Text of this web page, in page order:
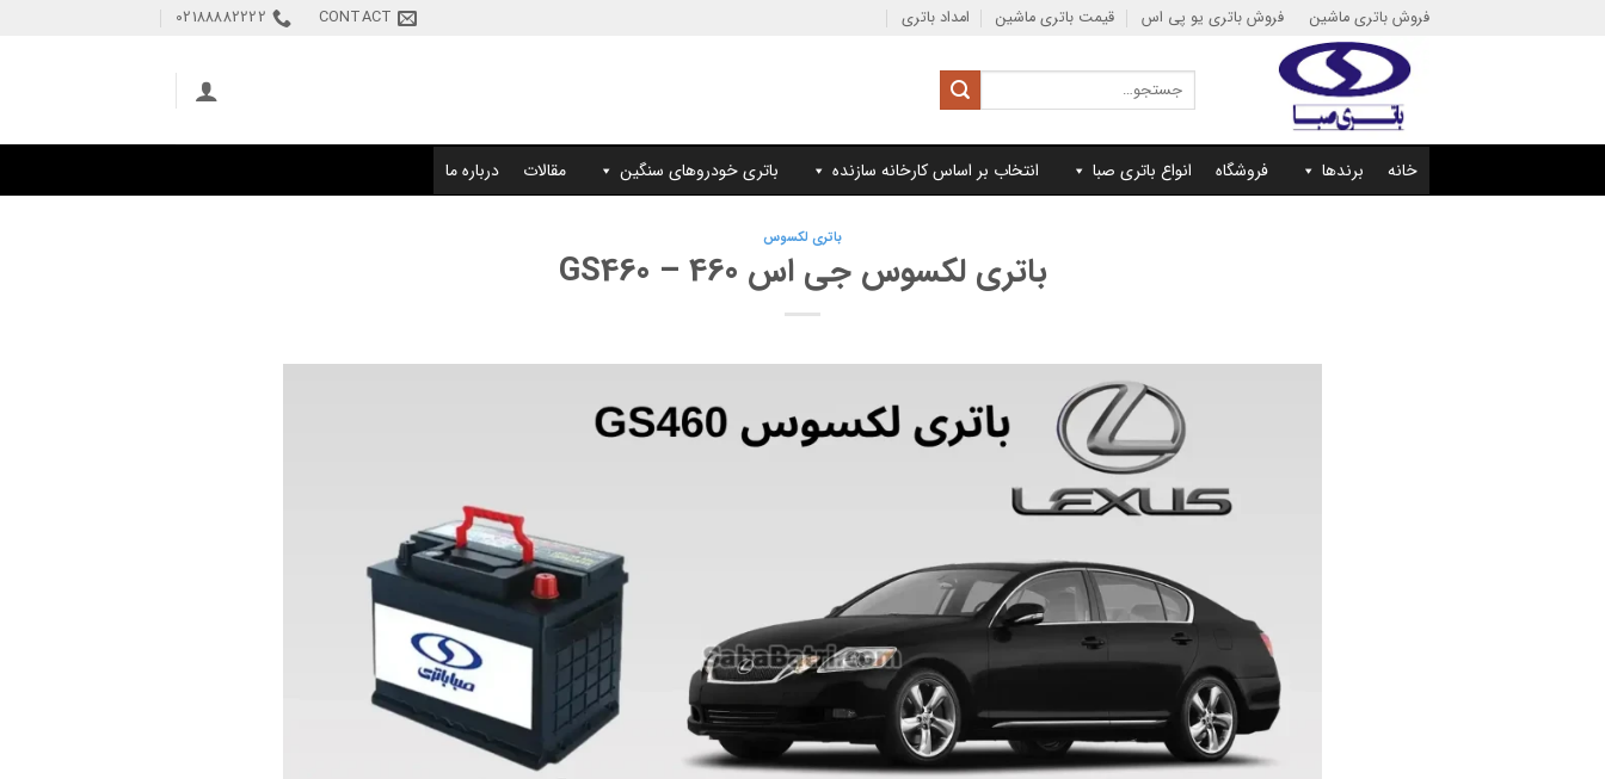
فروش باتری ماشین فروش باتری یو پی اس قیمت باتری ماشین امداد باتری CONTACT
02188882222
جستجو
برای:
خانه برندها فروشگاه انواع باتری صبا انتخاب بر اساس کارخانه سازنده باتری خودروهای سنگین مقالات درباره ما
باتری لکسوس
باتری لکسوس جی اس 460 – GS460